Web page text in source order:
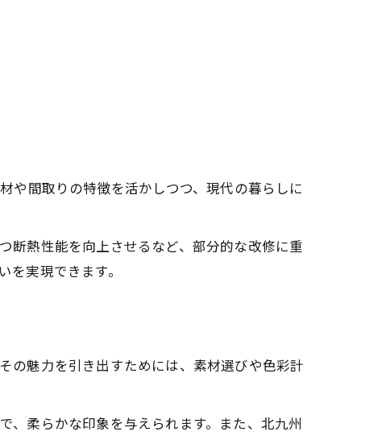
や間取りの特徴を活かしつつ、現代の暮らしに
断熱性能を向上させるなど、部分的な改修に重
実現できます。
の魅力を引き出すためには、素材選びや色彩計
、柔らかな印象を与えられます。また、北九州